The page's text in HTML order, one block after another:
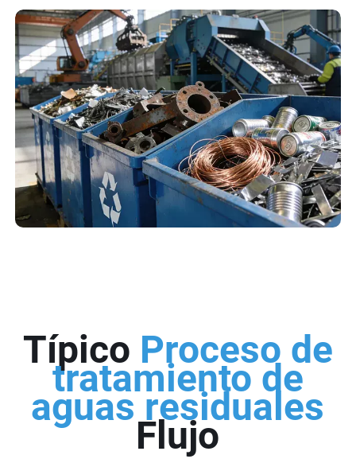
Típico Proceso de
tratamiento de
aguas residuales
Flujo